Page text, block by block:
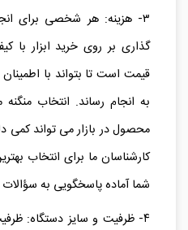
۳- هزینه: هر شخصی برای
گذاری بر روی خرید ابزار با
قیمت است تا بتواند با
به انجام رساند. انتخاب
محصول در بازار می تواند کمی
کارشناسان ما برای انتخاب
شما آماده پاسخگویی به
۴- ظرفیت و سایز دستگاه: